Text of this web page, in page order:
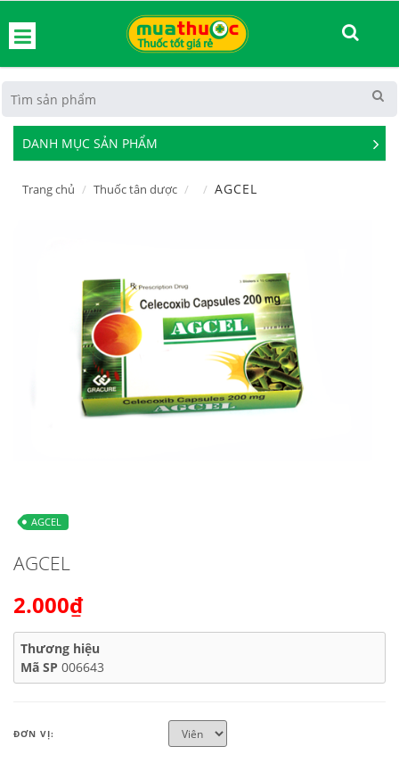
DANH MỤC SẢN PHẨM
See
Trang chủ Thuốc tân dược AGCEL
AGCEL
AGCEL
2.000₫
Thương hiệu
Mã SP 006643
ĐƠN VỊ: